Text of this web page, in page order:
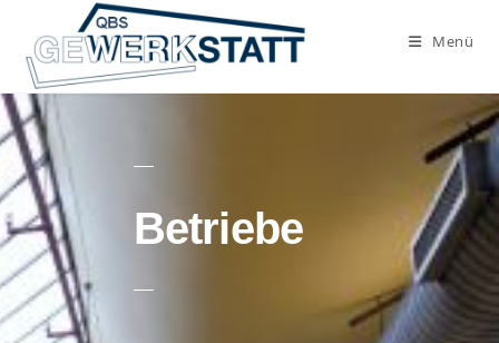
Menü
Betriebe